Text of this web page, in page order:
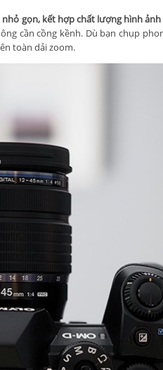
nhỏ gọn, kết hợp chất lượng hình
cần cồng kềnh. Dù bạn chụp
toàn dải zoom.